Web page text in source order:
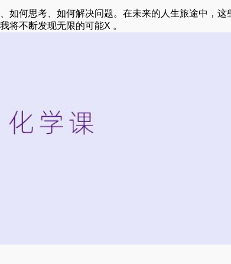
如何思考、如何解决问题。在未来的人生旅途中，这
将不断发现无限的可能X 。